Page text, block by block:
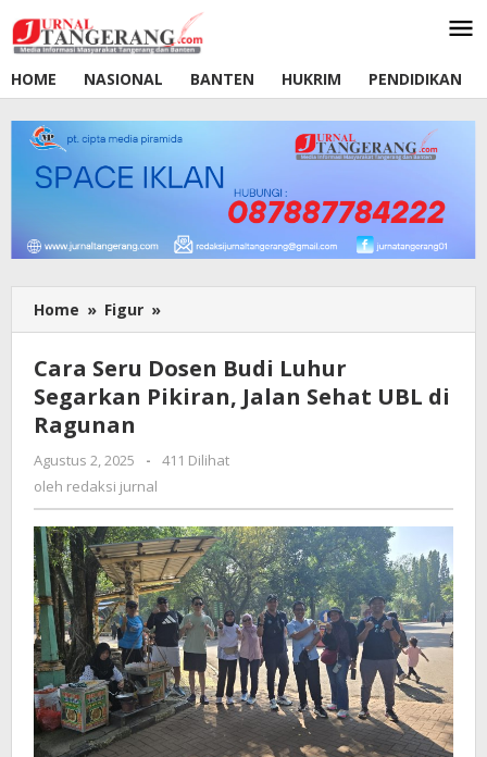
ke
konten
HOME
NASIONAL BANTEN HUKRIM PENDIDIKAN
Home » Figur »
Seru
Budi
Luhur
Jalan
UBL
di
Ragunan
Cara Seru Dosen Budi Luhur
Segarkan Pikiran, Jalan Sehat UBL di
Ragunan
Agustus 2, 2025
oleh
redaksi
-
411 Dilihat
oleh redaksi jurnal